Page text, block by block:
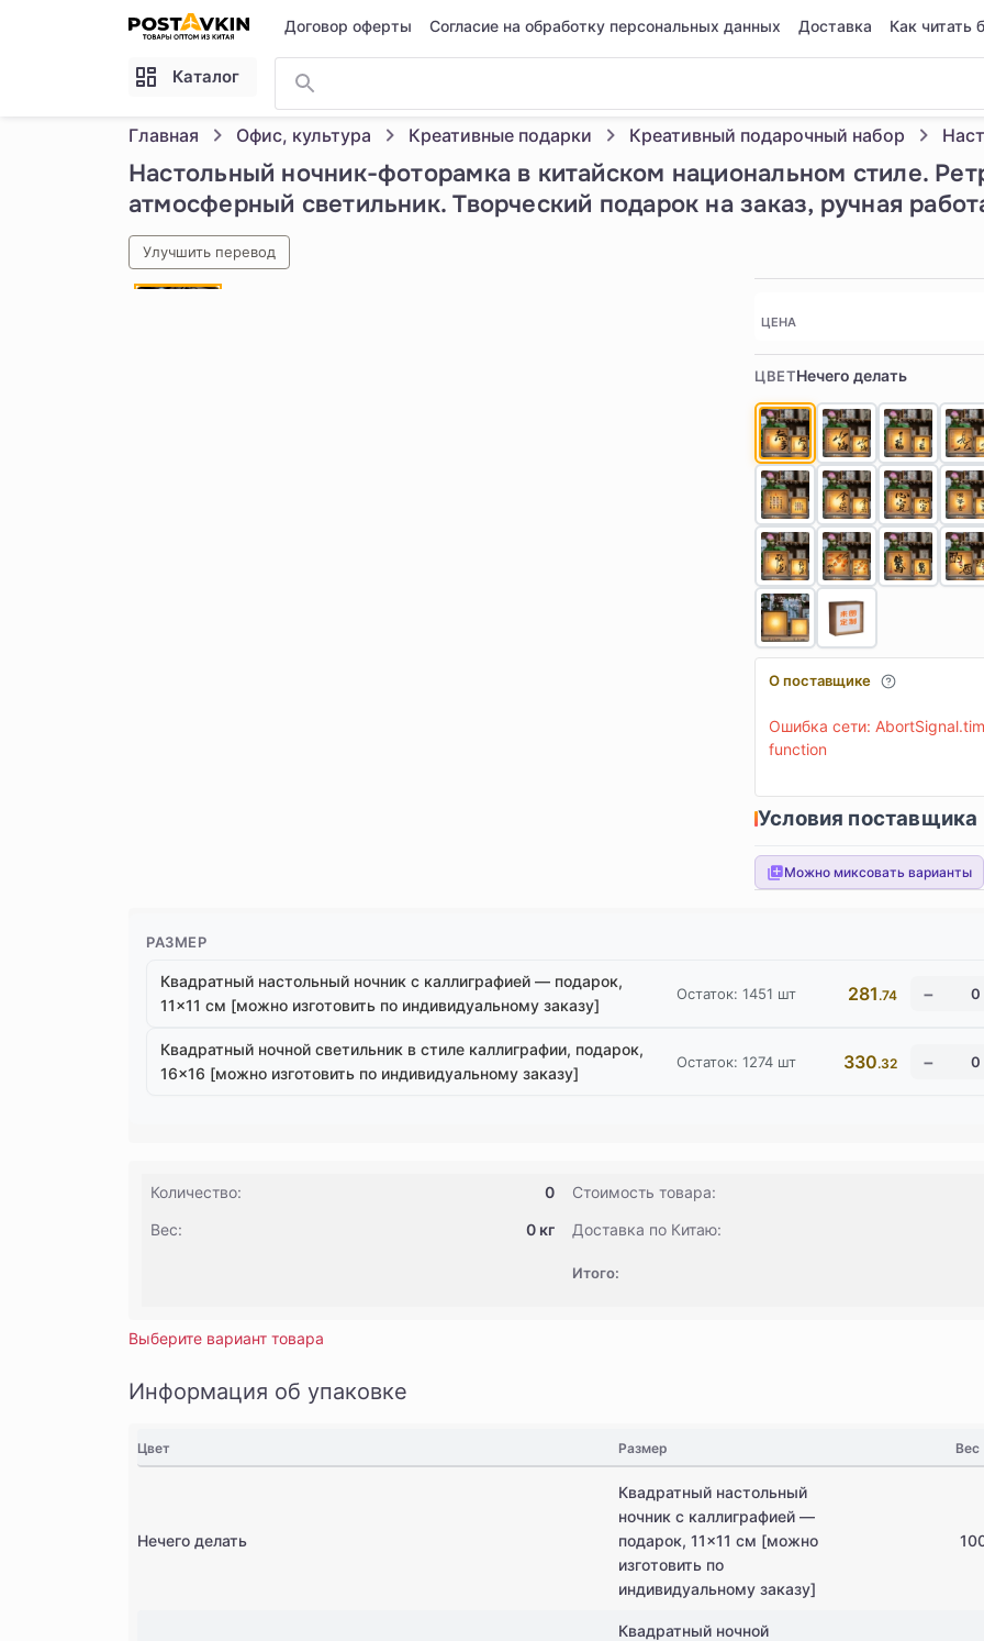
Перейти к основному содержимому
Договор оферты Согласие на обработку персональных данных Доставка Как читать
Каталог
Главная Офис, культура Креативные подарки Креативный подарочный набор
Настольный ночник-фоторамка в китайском национальном стиле.
атмосферный светильник. Творческий подарок на заказ, ручная
Улучшить перевод
ЦЕНА
ЦВЕТНечего делать
О поставщике
Ошибка сети:
function
Условия поставщика
Можно миксовать варианты
РАЗМЕР
Квадратный настольный ночник с каллиграфией — подарок,
11×11 см [можно изготовить по индивидуальному заказу]
Остаток: 1451 шт 281 .74
Квадратный ночной светильник в стиле каллиграфии, подарок,
16×16 [можно изготовить по индивидуальному заказу]
Остаток: 1274 шт 330.32
Количество: 0
Стоимость товара:
Вес:
0 кг Доставка по Китаю:
Итого:
Выберите вариант товара
Информация об упаковке
Цвет Размер Вес
Нечего делать
Квадратный настольный
ночник с каллиграфией —
подарок, 11×11 см [можно
изготовить по
индивидуальному заказу]
Квадратный ночной